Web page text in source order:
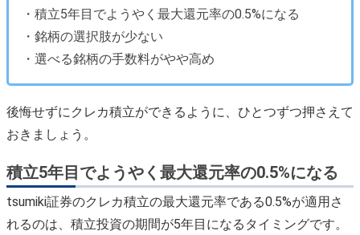
・積立5年目でようやく最大還元率の0.5%になる
・銘柄の選択肢が少ない
・選べる銘柄の手数料がやや高め
後悔せずにクレカ積立ができるように、ひとつずつ押さえて
おきましょう。
積立5年目でようやく最大還元率の0.5%になる
tsumiki証券のクレカ積立の最大還元率である0.5%が適用さ
れるのは、積立投資の期間が5年目になるタイミングです。